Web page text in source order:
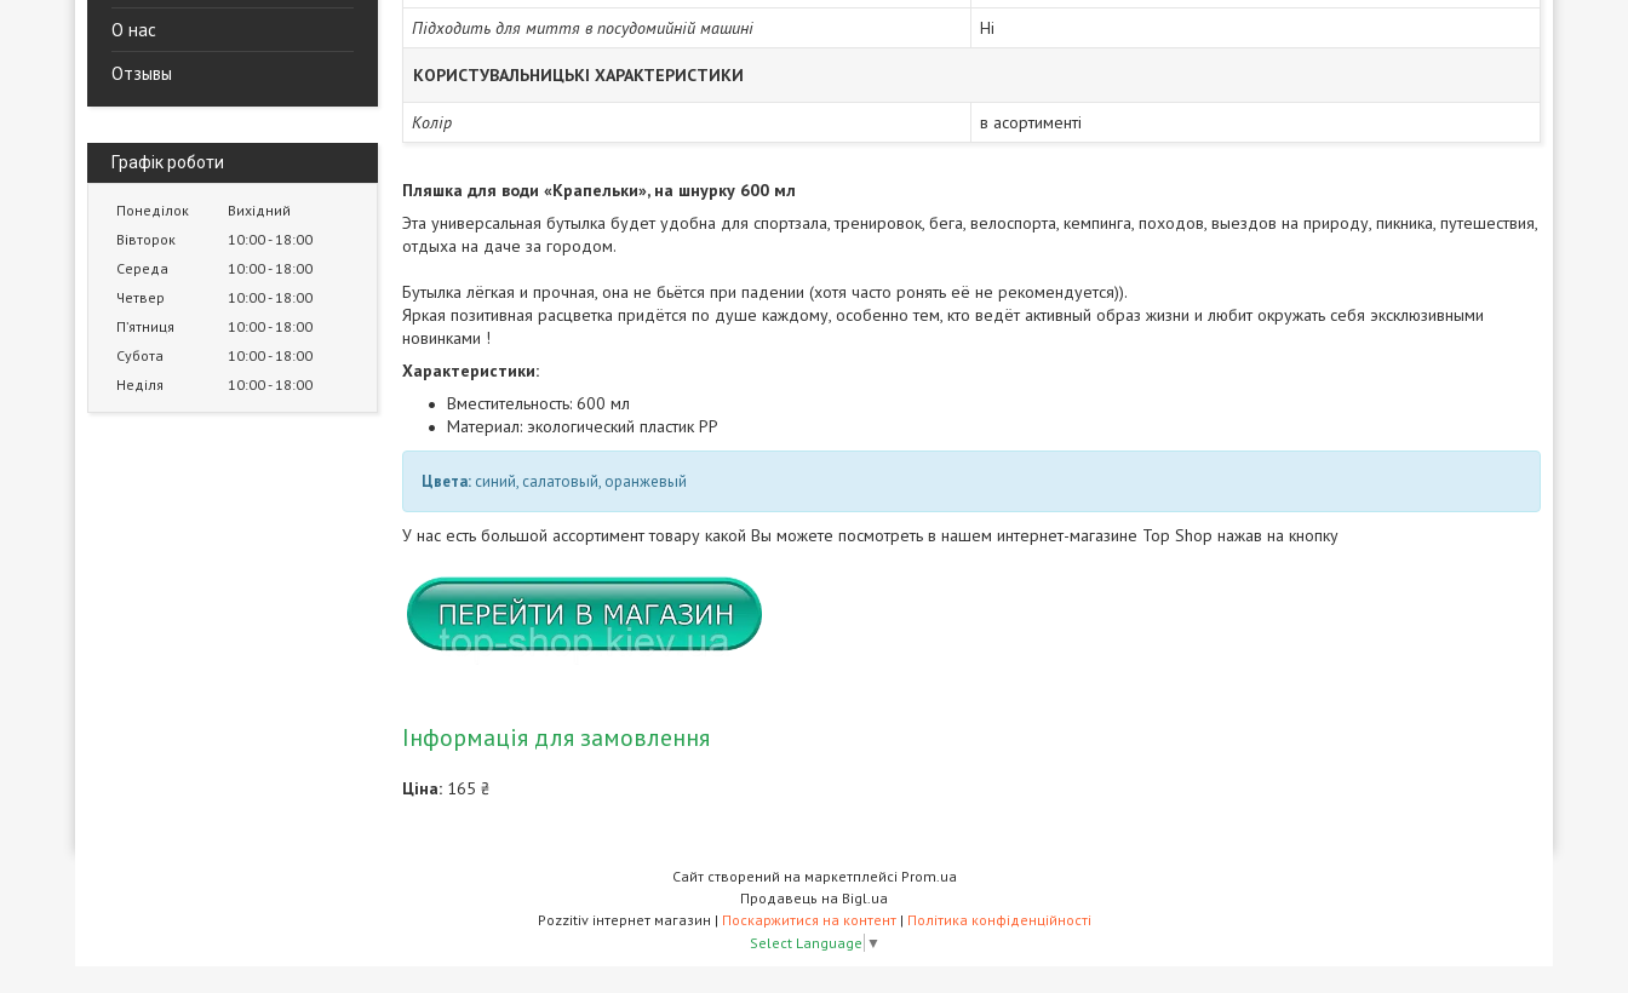
О нас
Отзывы
Графік роботи
Понеділок
Вихідний
Вівторок
10:00 18:00
Середа
10:00 18:00
Четвер
10:00 18:00
Пʼятниця
10:00 18:00
Субота
10:00 18:00
Неділя
10:00 18:00
Підходить для миття в посудомийній машині
Ні
КОРИСТУВАЛЬНИЦЬКІ ХАРАКТЕРИСТИКИ
Колір в асортименті
Пляшка для води «Крапельки», на шнурку 600 мл
Эта универсальная бутылка будет удобна для спортзала, тренировок, бега, велоспорта, кемпинга, походов, выездов на природу, пикника, путешествия,
отдыха на даче за городом.
Бутылка лёгкая и прочная, она не бьётся при падении (хотя часто ронять её не рекомендуется)).
Яркая позитивная расцветка придётся по душе каждому, особенно тем, кто ведёт активный образ жизни и любит окружать себя эксклюзивными
новинками !
Характеристики:
Вместительность: 600 мл
Материал: экологический пластик PP
Цвета: синий, салатовый, оранжевый
У нас есть большой ассортимент товару какой Вы можете посмотреть в нашем интернет-магазине Top Shop нажав на кнопку
Інформація для замовлення
Ціна: 165 ₴
Сайт створений на маркетплейсі Prom.ua
Продавець на Bigl.ua
Pozzitiv інтернет магазин | Поскаржитися на контент | Політика конфіденційності
Select Language ▼